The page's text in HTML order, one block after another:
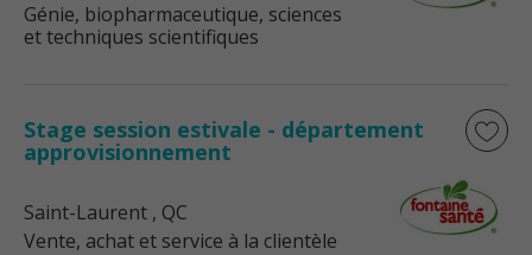
Génie, biopharmaceutique, sciences
et techniques scientifiques
Stage session estivale - département
approvisionnement
Saint-Laurent , QC
Vente, achat et service à la clientèle